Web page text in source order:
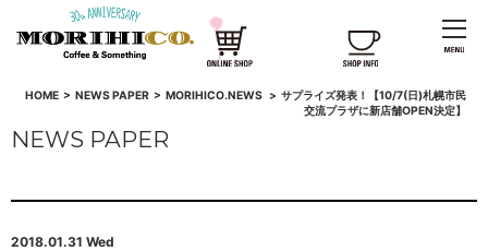
HOME> NEWS PAPER> MORIHICO.NEWS > サプライズ発表！【10/7(日)札幌市民
交流プラザに新店舗OPEN決定】
NEWS PAPER
2018.01.31 Wed